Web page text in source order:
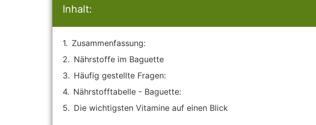
Inhalt:
Zusammenfassung:
Nährstoffe im Baguette
Häufig gestellte Fragen:
Nährstofftabelle - Baguette:
Die wichtigsten Vitamine auf einen Blick